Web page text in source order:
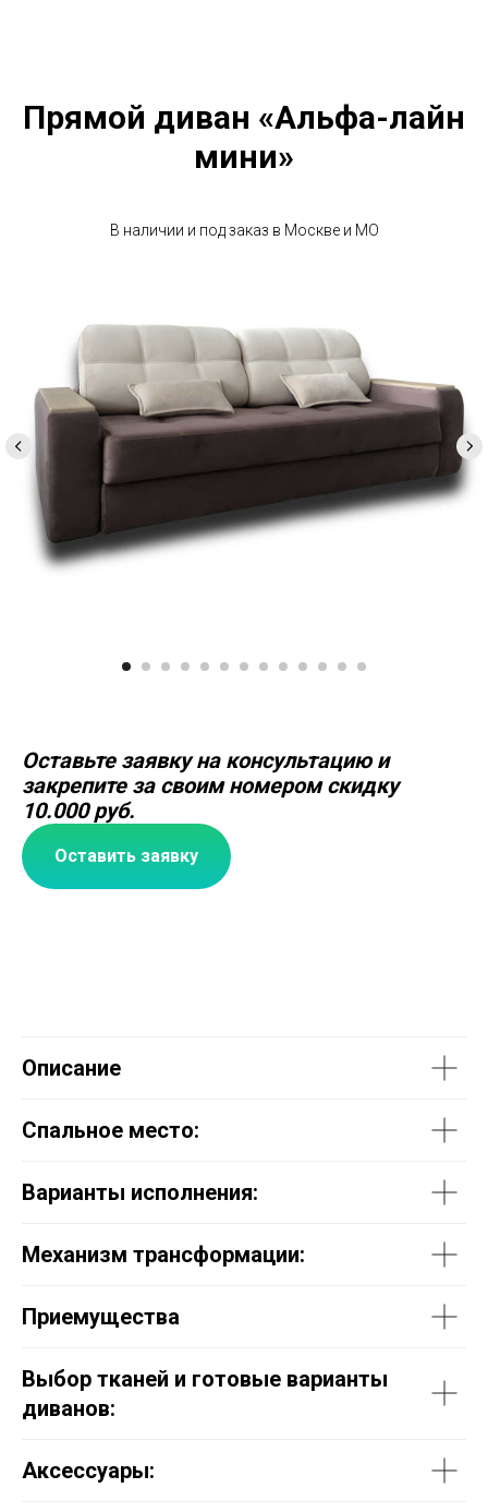
Прямой диван «Альфа-лайн
мини»
В наличии и под заказ в Москве и МО
Оставьте заявку на консультацию и
закрепите за своим номером скидку
10.000 руб.
Оставить заявку
Описание
Спальное место:
Варианты исполнения:
Механизм трансформации:
Приемущества
Выбор тканей и готовые варианты
диванов:
Аксессуары: